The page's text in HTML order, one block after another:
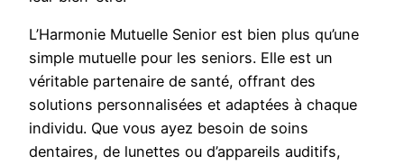
L’Harmonie Mutuelle Senior est bien plus qu’une
simple mutuelle pour les seniors. Elle est un
véritable partenaire de santé, offrant des
solutions personnalisées et adaptées à chaque
individu. Que vous ayez besoin de soins
dentaires, de lunettes ou d’appareils auditifs,